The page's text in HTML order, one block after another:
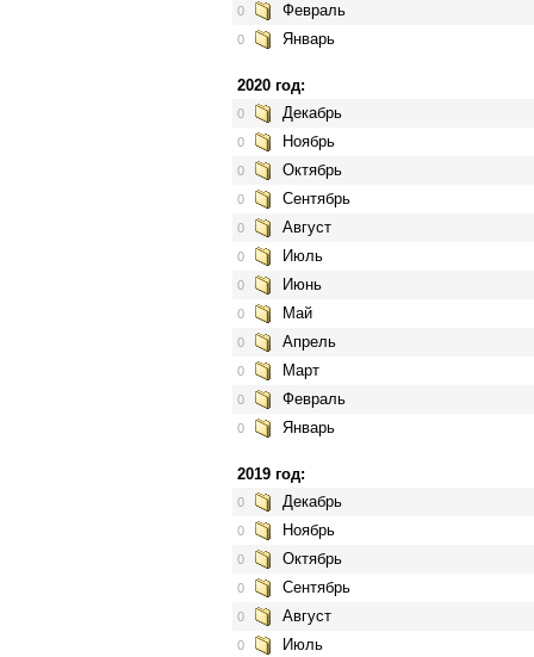
0 Февраль
0 Январь
2020 год:
0 Декабрь
0 Ноябрь
0 Октябрь
0 Сентябрь
0 Август
0 Июль
0 Июнь
0 Май
0 Апрель
0 Март
0 Февраль
0 Январь
2019 год:
0 Декабрь
0 Ноябрь
0 Октябрь
0 Сентябрь
0 Август
0 Июль